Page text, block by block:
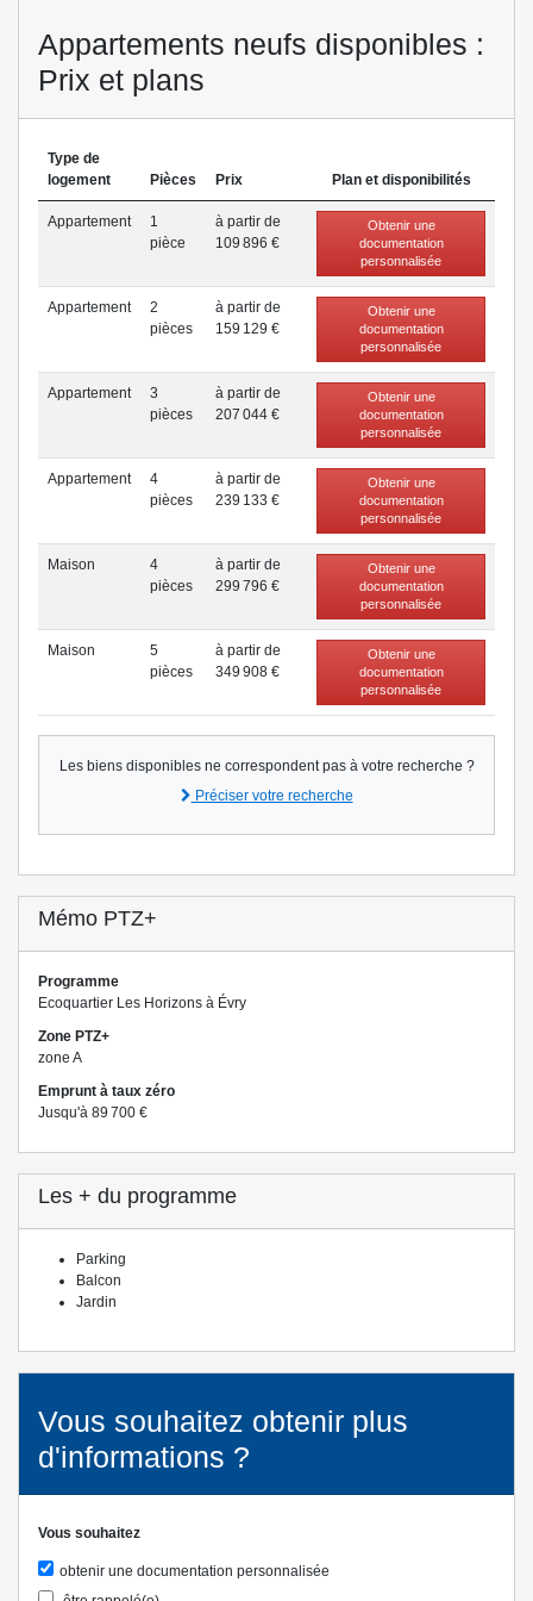
Appartements neufs disponibles :
Prix et plans
Type de
logement
Pièces Prix Plan et disponibilités
Appartement
1
pièce
à partir de
109 896 €
Obtenir une
documentation
personnalisée
Appartement
2
pièces
à partir de
159 129 €
Obtenir une
documentation
personnalisée
Appartement
3
pièces
à partir de
207 044 €
Obtenir une
documentation
personnalisée
Appartement
4
pièces
à partir de
239 133 €
Obtenir une
documentation
personnalisée
Maison
4
pièces
à partir de
299 796 €
Obtenir une
documentation
personnalisée
Maison
5
pièces
à partir de
349 908 €
Obtenir une
documentation
personnalisée
Les biens disponibles ne correspondent pas à votre recherche ?
Préciser votre recherche
Mémo PTZ+
Programme
Ecoquartier Les Horizons à Évry
Zone PTZ+
zone A
Emprunt à taux zéro
Jusqu'à 89 700 €
Les + du programme
Parking
Balcon
Jardin
Vous souhaitez obtenir plus
d'informations ?
Vous souhaitez
obtenir une documentation personnalisée